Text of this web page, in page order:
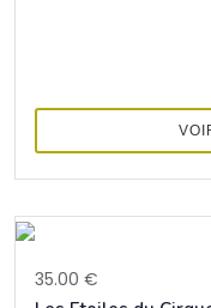
35.00 €